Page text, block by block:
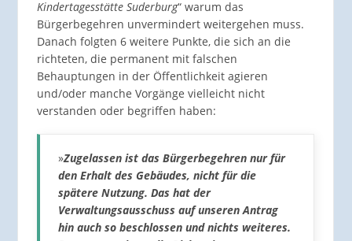
Kindertagesstätte Suderburg“ warum das
Bürgerbegehren unvermindert weitergehen muss.
Danach folgten 6 weitere Punkte, die sich an die
richteten, die permanent mit falschen
Behauptungen in der Öffentlichkeit agieren
und/oder manche Vorgänge vielleicht nicht
verstanden oder begriffen haben:
»Zugelassen ist das Bürgerbegehren nur für
den Erhalt des Gebäudes, nicht für die
spätere Nutzung. Das hat der
Verwaltungsausschuss auf unseren Antrag
hin auch so beschlossen und nichts weiteres.